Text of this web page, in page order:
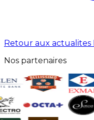
Retour aux actualites
Nos partenaires